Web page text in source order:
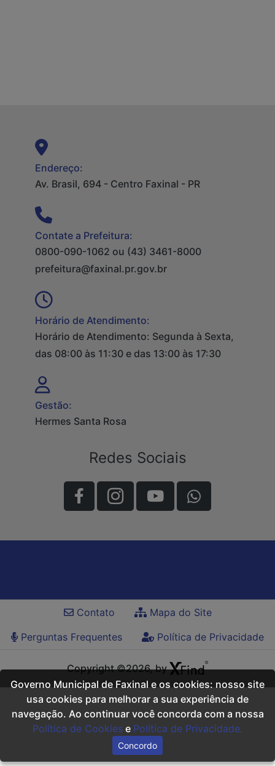
Endereço:
Av. Brasil, 694 - Centro Faxinal - PR
Contate a Prefeitura:
0800-090-1062 ou (43) 3461-8000
prefeitura@faxinal.pr.gov.br
Horário de Atendimento:
Horário de Atendimento: Segunda à Sexta,
das 08:00 às 11:30 e das 13:00 às 17:30
Gestão:
Hermes Santa Rosa
Redes Sociais
Contato
Mapa do Site
Perguntas Frequentes
Política de Privacidade
Copyright ©2026, by
Governo Municipal de Faxinal e os cookies: nosso site
usa cookies para melhorar a sua experiência de
navegação. Ao continuar você concorda com a nossa
Política de Cookies e Política de Privacidade.
Concordo